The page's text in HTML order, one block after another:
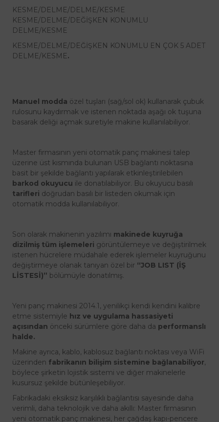
KESME/DELME/DELME/KESME
KESME/DELME/DEĞİŞKEN KONUMLU
DELME/KESME
KESME/DELME/DEĞİŞKEN KONUMLU EN ÇOK 5 ADET
DELME/KESME.
Manuel modda özel tuşları (sağ/sol ok) kullanarak çubuk
rulosunu kaydırmak ve istenen noktada aşağı ok tuşuna
basarak deliği açmak suretiyle makine kullanılabiliyor.
Master firmasının yeni otomatik panç makinesi talep
üzerine üst kısmında bulunan USB bağlantı noktasına
basit bir şekilde bağlantı yapılarak etkinleştirilebilen
barkod okuyucu ile donatılabiliyor. Bu okuyucu basılı
tarifleri doğrudan basılı bir listeden okumak için
otomatik modda kullanılabiliyor.
Son olarak makinenin yazılımı makinede kuyruğa
dizilmiş tüm işlemeleri görüntülemeye ve değiştirilmek
istenen hücrelere müdahale ederek işlemeler kuyruğunu
değiştirmeye olanak tanıyan özel bir “JOB LIST (İŞ
LİSTESİ)” bölümüyle donatılmış.
Yeni panç makinesi 2014.1, yenilikçi kendi kendini kalibre
etme sistemiyle hız ve uygulama hassasiyeti
açısından önceki sürümlere göre daha da performanslı
halde.
Makine ayrıca, kablo, kablosuz bağlantı noktası veya WiFi
üzerinden fabrikanın bilişim sistemine bağlanabiliyor,
böylece şirketin lojistik sistemi ve diğer makinelerle
kusursuz şekilde bütünleşebiliyor.
Fabrikadaki eksiksiz karşılıklı bağlantısı sayesinde daha
verimli, daha teknolojik ve daha akıllı: Master firmasının
yeni otomatik panç makinesi, her çağdaş kapı-pencere